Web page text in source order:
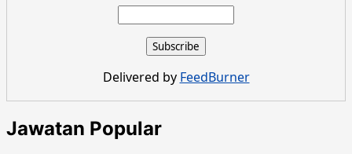
Delivered by FeedBurner
Jawatan Popular